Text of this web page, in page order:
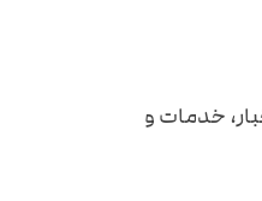
خدمات و